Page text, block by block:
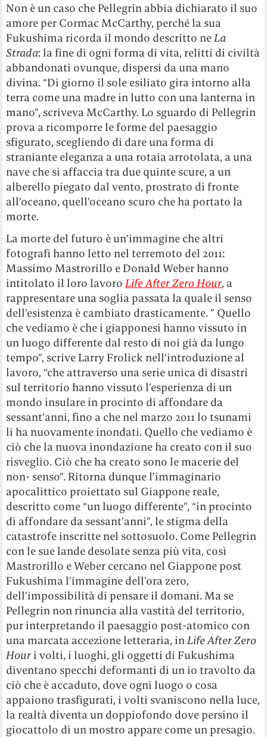
Non è un caso che Pellegrin abbia dichiarato il suo
amore per Cormac McCarthy, perché la sua
Fukushima ricorda il mondo descritto neLa
Strada: la fine di ogni forma di vita, relitti di civiltà
abbandonati ovunque, dispersi da una mano
divina. “Di giorno il sole esiliato gira intorno alla
terra come una madre in lutto con una lanterna in
mano”, scriveva McCarthy. Lo sguardo di Pellegrin
prova a ricomporre le forme del paesaggio
sfigurato, scegliendo di dare una forma di
straniante eleganza a una rotaia arrotolata, a una
nave che si affaccia tra due quinte scure, a un
alberello piegato dal vento, prostrato di fronte
all’oceano, quell’oceano scuro che ha portato la
morte.
La morte del futuro è un’immagine che altri
fotografi hanno letto nel terremoto del 2011:
Massimo Mastrorillo e Donald Weber hanno
intitolato il loro lavoroLife After Zero Hour, a
rappresentare una soglia passata la quale il senso
dell’esistenza è cambiato drasticamente. ” Quello
che vediamo è che i giapponesi hanno vissuto in
un luogo differente dal resto di noi già da lungo
tempo”, scrive Larry Frolick nell’introduzione al
lavoro, “che attraverso una serie unica di disastri
sul territorio hanno vissuto l’esperienza di un
mondo insulare in procinto di affondare da
sessant’anni, fino a che nel marzo 2011 lo tsunami
li ha nuovamente inondati. Quello che vediamo è
ciò che la nuova inondazione ha creato con il suo
risveglio. Ciò che ha creato sono le macerie del
non- senso”. Ritorna dunque l’immaginario
apocalittico proiettato sul Giappone reale,
descritto come “un luogo differente”, “in procinto
di affondare da sessant’anni”, le stigma della
catastrofe inscritte nel sottosuolo. Come Pellegrin
con le sue lande desolate senza più vita, così
Mastrorillo e Weber cercano nel Giappone post
Fukushima l’immagine dell’ora zero,
dell’impossibilità di pensare il domani. Ma se
Pellegrin non rinuncia alla vastità del territorio,
pur interpretando il paesaggio post-atomico con
una marcata accezione letteraria, inLife After Zero
Hour i volti, i luoghi, gli oggetti di Fukushima
diventano specchi deformanti di un io travolto da
ciò che è accaduto, dove ogni luogo o cosa
appaiono trasfigurati, i volti svaniscono nella luce,
la realtà diventa un doppiofondo dove persino il
giocattolo di un mostro appare come un presagio.